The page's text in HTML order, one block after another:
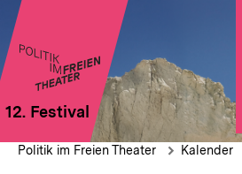
Direkt
zum
Seiteninhalt
springen
12. Festival
Dede
Brotkrümelnavigation
Pfadnavigation
Politik im Freien Theater Kalender